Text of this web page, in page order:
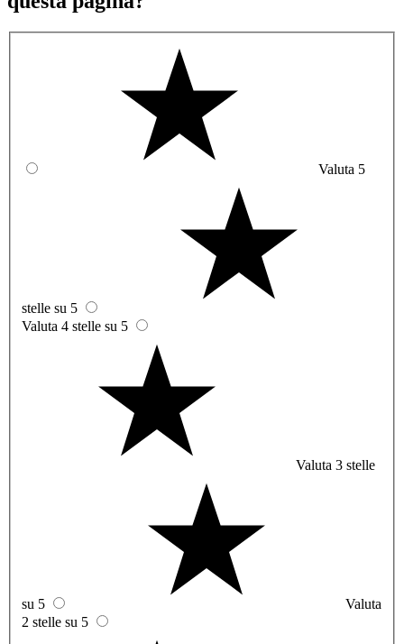
Valuta 5
stelle su 5
Valuta 4 stelle su 5
Valuta 3 stelle
su 5
Valuta
2 stelle su 5